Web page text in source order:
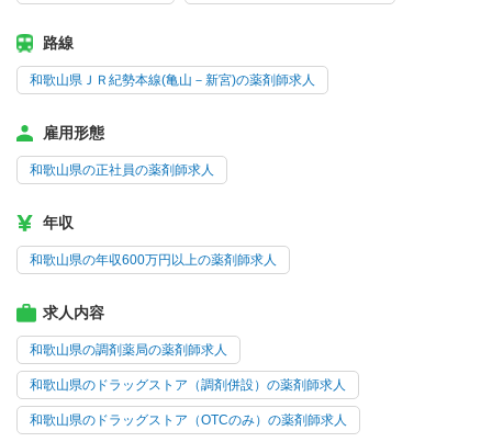
路線
和歌山県ＪＲ紀勢本線(亀山－新宮)の薬剤師求人
雇用形態
和歌山県の正社員の薬剤師求人
年収
和歌山県の年収600万円以上の薬剤師求人
求人内容
和歌山県の調剤薬局の薬剤師求人
和歌山県のドラッグストア（調剤併設）の薬剤師求人
和歌山県のドラッグストア（OTCのみ）の薬剤師求人